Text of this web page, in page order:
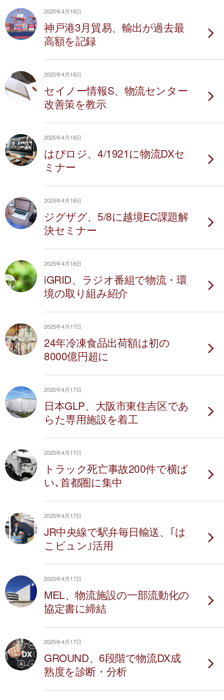
2025年4月18日
神戸港3月貿易、輸出が過去最
高額を記録
2025年4月18日
セイノー情報S、物流センター
改善策を教示
2025年4月18日
はぴロジ、4/1921に物流DXセ
ミナー
2025年4月18日
ジグザグ、5/8に越境EC課題解
決セミナー
2025年4月18日
iGRID、ラジオ番組で物流・環
境の取り組み紹介
2025年4月17日
24年冷凍食品出荷額は初の
8000億円超に
2025年4月17日
日本GLP、大阪市東住吉区であ
らた専用施設を着工
2025年4月17日
トラック死亡事故200件で横ば
い､首都圏に集中
2025年4月17日
JR中央線で駅弁毎日輸送、｢は
こビュン｣活用
2025年4月17日
MEL、物流施設の一部流動化の
協定書に締結
2025年4月17日
GROUND、6段階で物流DX成
熟度を診断・分析